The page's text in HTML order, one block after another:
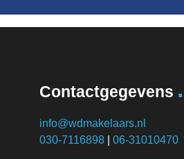
Contactgegevens .
info@wdmakelaars.nl
030-7116898
06-31010470